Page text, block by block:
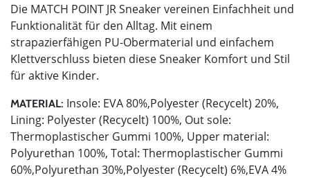
Die MATCH POINT JR Sneaker vereinen Einfachheit und
Funktionalität für den Alltag. Mit einem
strapazierfähigen PU-Obermaterial und einfachem
Klettverschluss bieten diese Sneaker Komfort und Stil
für aktive Kinder.
MATERIAL: Insole: EVA 80%,Polyester (Recycelt) 20%,
Lining: Polyester (Recycelt) 100%, Out sole:
Thermoplastischer Gummi 100%, Upper material:
Polyurethan 100%, Total: Thermoplastischer Gummi
60%,Polyurethan 30%,Polyester (Recycelt) 6%,EVA 4%